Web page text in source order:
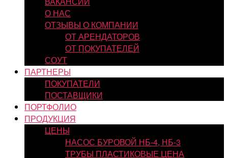
О НАС
ОТЗЫВЫ О КОМПАНИИ
ОТ АРЕНДАТОРОВ
ОТ ПОКУПАТЕЛЕЙ
СОУТ
ПАРТНЕРЫ
ПОКУПАТЕЛИ
ПОСТАВЩИКИ
ПОРТФОЛИО
ПРОДУКЦИЯ
ЦЕНЫ
НАСОС БУРОВОЙ НБ-4, НБ-3
ТРУБЫ ПЛАСТИКОВЫЕ ЦЕНА